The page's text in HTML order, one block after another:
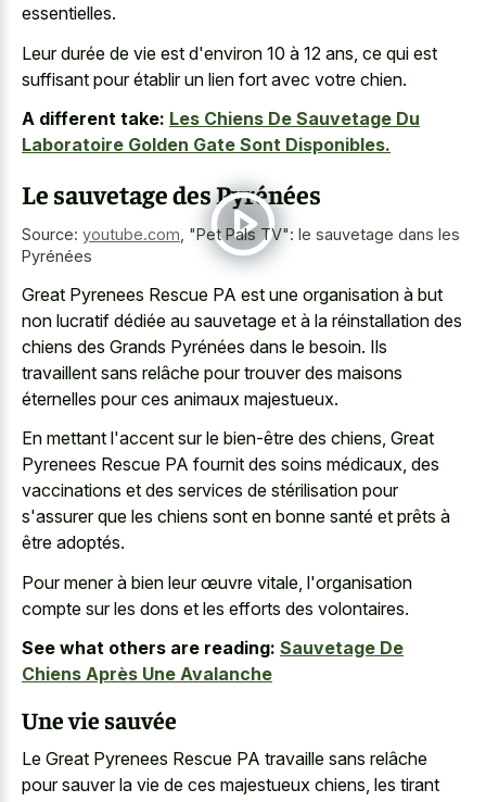
essentielles.
Leur durée de vie est d'environ 10 à 12 ans, ce qui est
suffisant pour établir un lien fort avec votre chien.
A different take: Les Chiens De Sauvetage Du
Laboratoire Golden Gate Sont Disponibles.
Le sauvetage des Pyrénées
Source: youtube.com "Pet Pals TV": le sauvetage dans les
Pyrénées
Great Pyrenees Rescue PA est une organisation à but
non lucratif dédiée au sauvetage et à la réinstallation des
chiens des Grands Pyrénées dans le besoin. Ils
travaillent sans relâche pour trouver des maisons
éternelles pour ces animaux majestueux.
En mettant l'accent sur le bien-être des chiens, Great
Pyrenees Rescue PA fournit des soins médicaux, des
vaccinations et des services de stérilisation pour
s'assurer que les chiens sont en bonne santé et prêts à
être adoptés.
Pour mener à bien leur œuvre vitale, l'organisation
compte sur les dons et les efforts des volontaires.
See what others are reading: Sauvetage De
Chiens Après Une Avalanche
Une vie sauvée
Le Great Pyrenees Rescue PA travaille sans relâche
pour sauver la vie de ces majestueux chiens, les tirant